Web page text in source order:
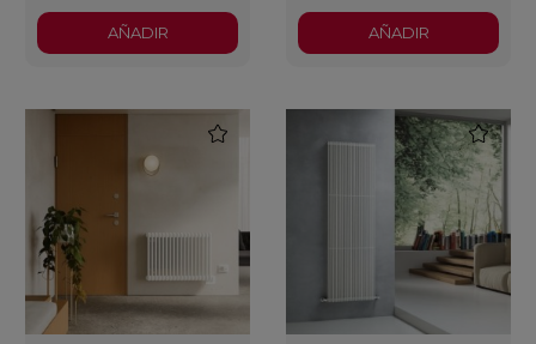
AÑADIR AÑADIR
favorite